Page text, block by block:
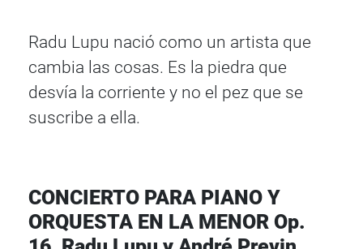
Radu Lupu nació como un artista que
cambia las cosas. Es la piedra que
desvía la corriente y no el pez que se
suscribe a ella.
CONCIERTO PARA PIANO Y
ORQUESTA EN LA MENOR Op.